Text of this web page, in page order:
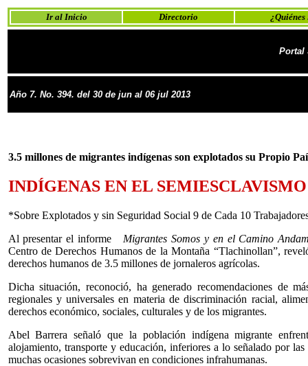
Ir al Inicio Directorio ¿Quiénes
Portal
Año 7. No. 394. del 30 de jun al 06jul2013
3.5 millones de migrantes indígenas son explotados su Propio
INDÍGENAS EN EL SEMIESCLAVISMO
*Sobre Explotados y sin Seguridad Social 9 de Cada 10
Al presentar el informe Migrantes Somos y en el Camino
Centro de Derechos Humanos de la Montaña “Tlachinollan”,
derechos humanos de 3.5 millones de jornaleros agrícolas.
Dicha situación, reconoció, ha generado recomendaciones de
regionales y universales en materia de discriminación racial,
derechos económico, sociales, culturales y de los migrantes.
Abel Barrera señaló que la población indígena migrante
alojamiento, transporte y educación, inferiores a lo señalado por
muchas ocasiones sobrevivan en condiciones infrahumanas.